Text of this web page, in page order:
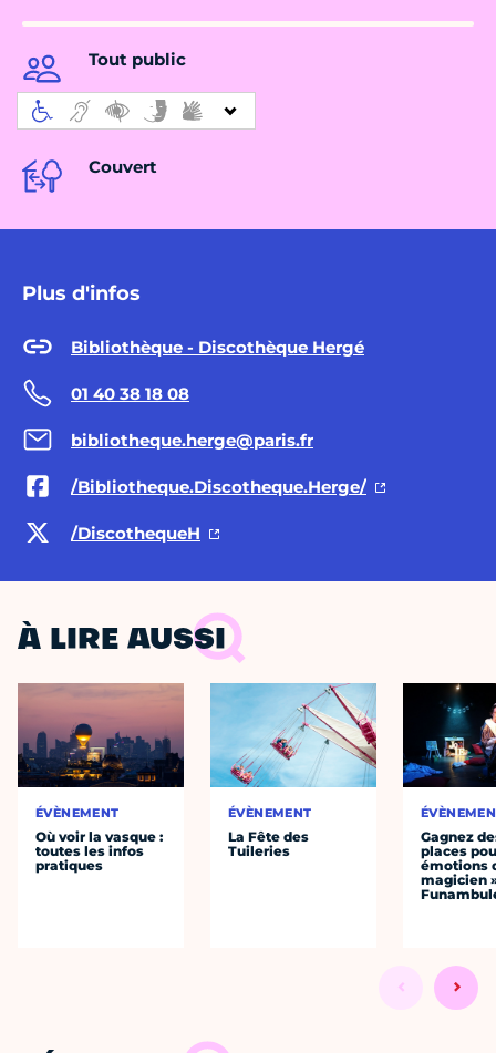
Tout public
Couvert
Plus d'infos
Bibliothèque - Discothèque Hergé
01 40 38 18 08
bibliotheque.herge@paris.fr
/Bibliotheque.Discotheque.Herge/
/DiscothequeH
À LIRE AUSSI
ÉVÈNEMENT
Où voir la vasque :
toutes les infos
pratiques
ÉVÈNEMENT
La Fête des
Tuileries
Gagnez
places
émotions
magicien